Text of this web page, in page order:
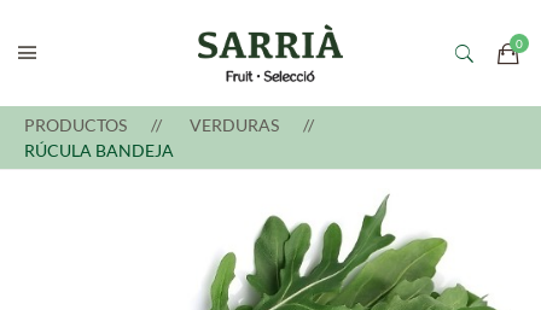
PRODUCTOS
VERDURAS
RÚCULA BANDEJA